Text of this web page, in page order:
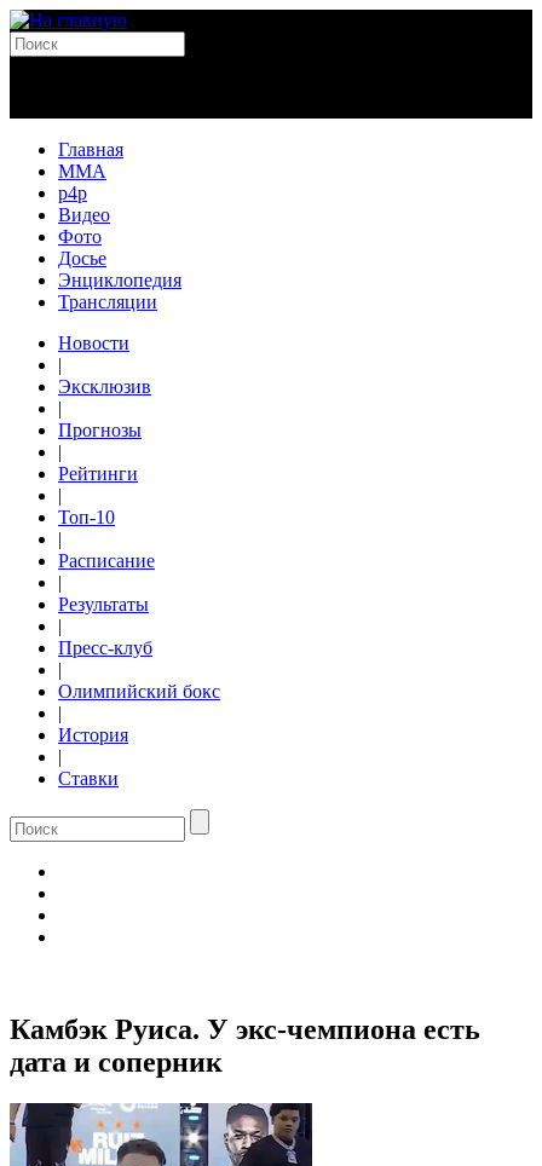
Главная
MMA
p4p
Видео
Фото
Досье
Энциклопедия
Трансляции
Новости
|
Эксклюзив
|
Прогнозы
|
Рейтинги
|
Топ-10
|
Расписание
|
Результаты
|
Пресс-клуб
|
Олимпийский бокс
|
История
|
Ставки
Камбэк Руиса. У экс-чемпиона есть
дата и соперник